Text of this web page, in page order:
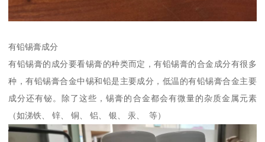
有铅锡膏成分
有铅锡膏的成分要看锡膏的种类而定，有铅锡膏的合金成分有很多
种，有铅锡膏合金中锡和铅是主要成分，低温的有铅锡膏合金主要
成分还有铋。除了这些，锡膏的合金都会有微量的杂质金属元素
（如涕铁、 锌、 铜、 铝、 银、 汞、 等）